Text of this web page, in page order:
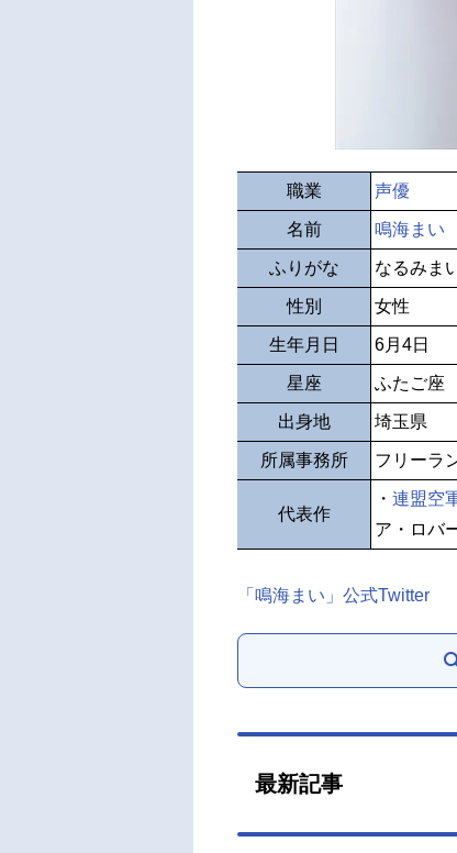
職業 声優
名前 鳴海まい
ふりがな なるみま
性別 女性
生年月日 6月4日
星座 ふたご座
出身地 埼玉県
所属事務所 フリーラ
代表作
・ 連盟空
ア・ロバ
「鳴海まい」公式Twitter
最新記事